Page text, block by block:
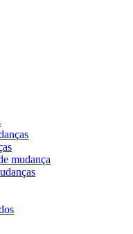
mudança